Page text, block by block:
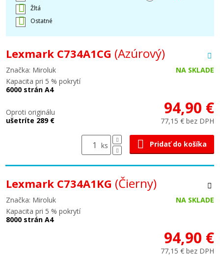
Žltá
Ostatné
Lexmark C734A1CG (Azúrový)
Značka: Miroluk
NA SKLADE
Kapacita pri 5 % pokrytí
6000 strán A4
Oproti originálu
ušetríte 289 €
94,90 €
77,15 € bez DPH
ks Pridať do košíka
Lexmark C734A1KG (Čierny)
Značka: Miroluk
NA SKLADE
Kapacita pri 5 % pokrytí
8000 strán A4
94,90 €
77,15 € bez DPH